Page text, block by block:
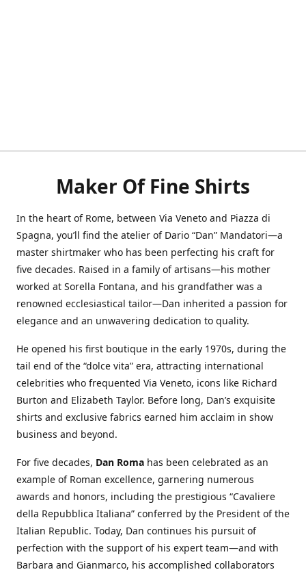
Maker Of Fine Shirts
In the heart of Rome, between Via Veneto and Piazza di
Spagna, you’ll find the atelier of Dario “Dan” Mandatori—a
master shirtmaker who has been perfecting his craft for
five decades. Raised in a family of artisans—his mother
worked at Sorella Fontana, and his grandfather was a
renowned ecclesiastical tailor—Dan inherited a passion for
elegance and an unwavering dedication to quality.
He opened his first boutique in the early 1970s, during the
tail end of the “dolce vita” era, attracting international
celebrities who frequented Via Veneto, icons like Richard
Burton and Elizabeth Taylor. Before long, Dan’s exquisite
shirts and exclusive fabrics earned him acclaim in show
business and beyond.
For five decades, Dan Roma has been celebrated as an
example of Roman excellence, garnering numerous
awards and honors, including the prestigious “Cavaliere
della Repubblica Italiana” conferred by the President of the
Italian Republic. Today, Dan continues his pursuit of
perfection with the support of his expert team—and with
Barbara and Gianmarco, his accomplished collaborators